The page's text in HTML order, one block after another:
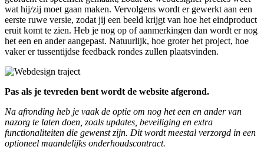
wat hij/zij moet gaan maken. Vervolgens wordt er gewerkt aan een
eerste ruwe versie, zodat jij een beeld krijgt van hoe het eindproduct
eruit komt te zien. Heb je nog op of aanmerkingen dan wordt er nog
het een en ander aangepast. Natuurlijk, hoe groter het project, hoe
vaker er tussentijdse feedback rondes zullen plaatsvinden.
Pas als je tevreden bent wordt de website afgerond.
Na afronding heb je vaak de optie om nog het een en ander van
nazorg te laten doen, zoals updates, beveiliging en extra
functionaliteiten die gewenst zijn. Dit wordt meestal verzorgd in een
optioneel maandelijks onderhoudscontract.